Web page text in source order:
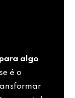
algo
é o